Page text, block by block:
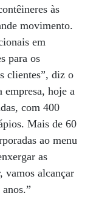
às
movimento.
em
para os
clientes”, diz o
empresa, hoje a
com 400
Mais de 60
ao menu
as
vamos alcançar